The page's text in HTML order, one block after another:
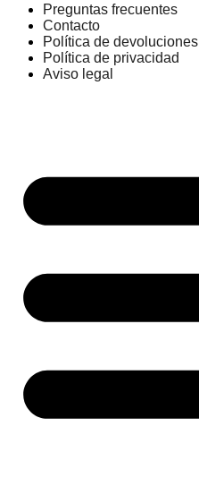
Preguntas frecuentes
Contacto
Política de devoluciones
Política de privacidad
Aviso legal